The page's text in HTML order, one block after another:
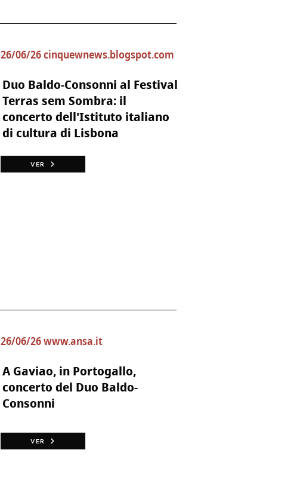
26/06/26 cinquewnews.blogspot.com
Duo Baldo-Consonni al Festival
Terras sem Sombra: il
concerto dell'Istituto italiano
di cultura di Lisbona
VER
26/06/26www.ansa.it
A Gaviao, in Portogallo,
concerto del Duo Baldo-
Consonni
VER